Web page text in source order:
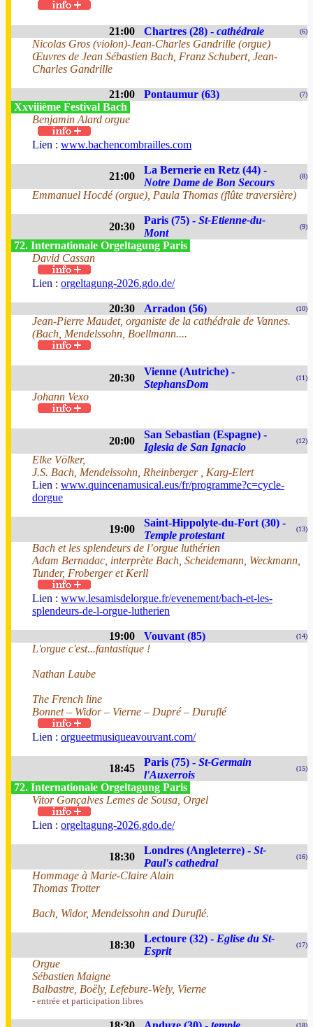
21:00 Chartres (28) - cathédrale (6)
Nicolas Gros (violon)-Jean-Charles Gandrille (orgue)
Œuvres de Jean Sébastien Bach, Franz Schubert, Jean-
Charles Gandrille
21:00 Pontaumur (63) (7)
Xxviiième Festival Bach
Benjamin Alard orgue
Lien : www.bachencombrailles.com
21:00
La Bernerie en Retz (44) -
Notre Dame de Bon Secours
(8)
Emmanuel Hocdé (orgue), Paula Thomas (flûte traversière)
20:30
Paris (75) - St-Etienne-du-
Mont
(9)
72. Internationale Orgeltagung Paris
David Cassan
Lien : orgeltagung-2026.gdo.de/
20:30 Arradon (56) (10)
Jean-Pierre Maudet, organiste de la cathédrale de Vannes.
(Bach, Mendelssohn, Boellmann....
20:30
Vienne (Autriche) -
StephansDom
(11)
Johann Vexo
20:00
San Sebastian (Espagne) -
Iglesia de San Ignacio
(12)
Elke Völker,
J.S. Bach, Mendelssohn, Rheinberger , Karg-Elert
Lien : www.quincenamusical.eus/fr/programme?c=cycle-
dorgue
19:00
Saint-Hippolyte-du-Fort (30) -
Temple protestant
(13)
Bach et les splendeurs de l’orgue luthérien
Adam Bernadac, interprète Bach, Scheidemann, Weckmann,
Tunder, Froberger et Kerll
Lien : www.lesamisdelorgue.fr/evenement/bach-et-les-
splendeurs-de-l-orgue-lutherien
19:00 Vouvant (85) (14)
L'orgue c'est...fantastique !
Nathan Laube
The French line
Bonnet – Widor – Vierne – Dupré – Duruflé
Lien : orgueetmusiqueavouvant.com/
18:45
Paris (75) - St-Germain
l'Auxerrois
(15)
72. Internationale Orgeltagung Paris
Vitor Gonçalves Lemes de Sousa, Orgel
Lien : orgeltagung-2026.gdo.de/
18:30
Londres (Angleterre) - St-
Paul's cathedral
(16)
Hommage à Marie-Claire Alain
Thomas Trotter
Bach, Widor, Mendelssohn and Duruflé.
18:30
Lectoure (32) - Eglise du St-
Esprit
(17)
Orgue
Sébastien Maigne
Balbastre, Boëly, Lefebure-Wely, Vierne
- entrée et participation libres
(18)